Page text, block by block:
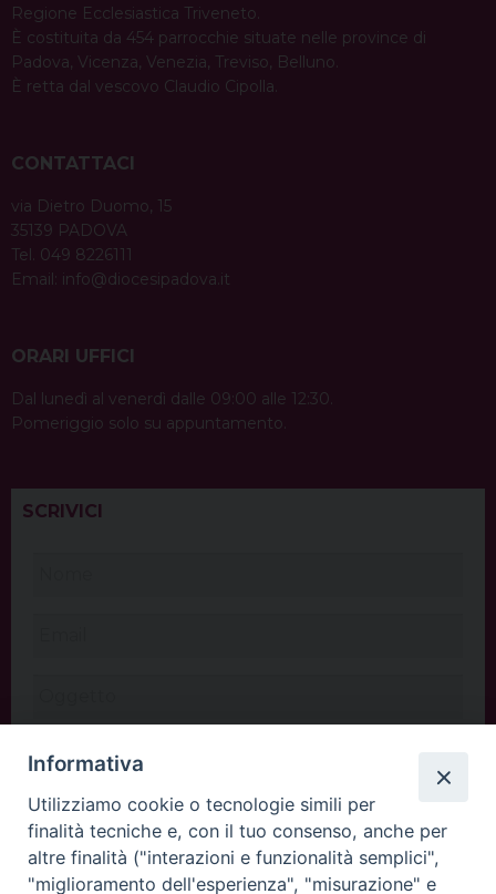
Regione Ecclesiastica Triveneto.
È costituita da 454 parrocchie situate nelle province di
Padova, Vicenza, Venezia, Treviso, Belluno.
È retta dal vescovo Claudio Cipolla.
CONTATTACI
via Dietro Duomo, 15
35139 PADOVA
Tel. 049 8226111
Email: info@diocesipadova.it
ORARI UFFICI
Dal lunedì al venerdì dalle 09:00 alle 12:30.
Pomeriggio solo su appuntamento.
SCRIVICI
Informativa
Utilizziamo cookie o tecnologie simili per
finalità tecniche e, con il tuo consenso, anche per
altre finalità ("interazioni e funzionalità semplici",
"miglioramento dell'esperienza", "misurazione" e